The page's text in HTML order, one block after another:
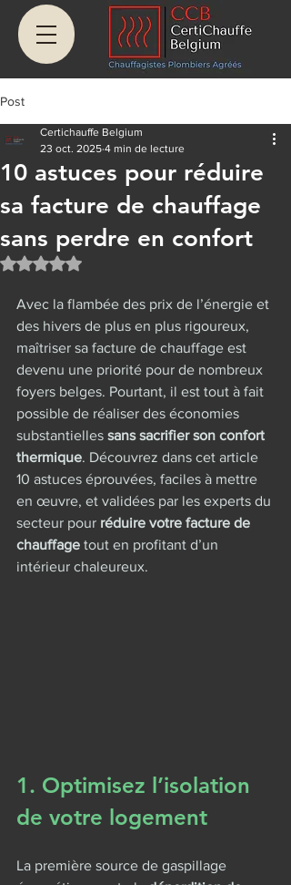
Post
10 astuces pour réduire
sa facture de chauffage
sans perdre en confort
Certichauffe Belgium
23 oct. 2025 4 min de lecture
Noté NaN étoiles sur 5.
Avec la flambée des prix de l’énergie et
des hivers de plus en plus rigoureux,
maîtriser sa facture de chauffage est
devenu une priorité pour de nombreux
foyers belges. Pourtant, il est tout à fait
possible de réaliser des économies
substantielles sans sacrifier son confort
thermique. Découvrez dans cet article
10 astuces éprouvées, faciles à mettre
en œuvre, et validées par les experts du
secteur pour réduire votre facture de
chauffage tout en profitant d’un
intérieur chaleureux.
1. Optimisez l’isolation
de votre logement
La première source de gaspillage